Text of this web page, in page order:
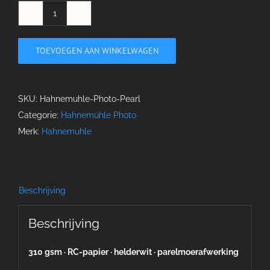
Pearl
aantal
TOEVOEGEN AAN WINKELWAGEN
SKU: Hahnemuhle-Photo-Pearl
Categorie: Hahnemühle Photo
Merk: Hahnemuhle
Beschrijving
Beschrijving
310 gsm · RC-papier · helderwit · parelmoerafwerking